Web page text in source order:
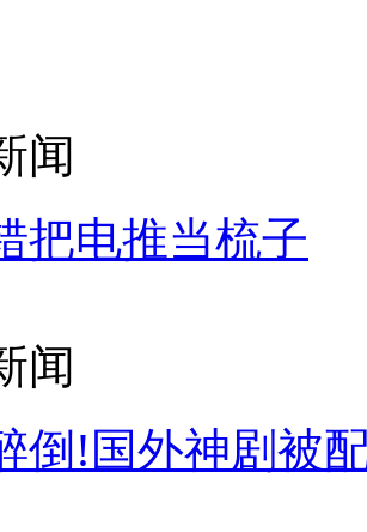
闻
把电推当梳子
闻
倒!国外神剧被